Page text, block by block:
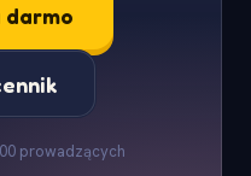
darmo
prowadzących